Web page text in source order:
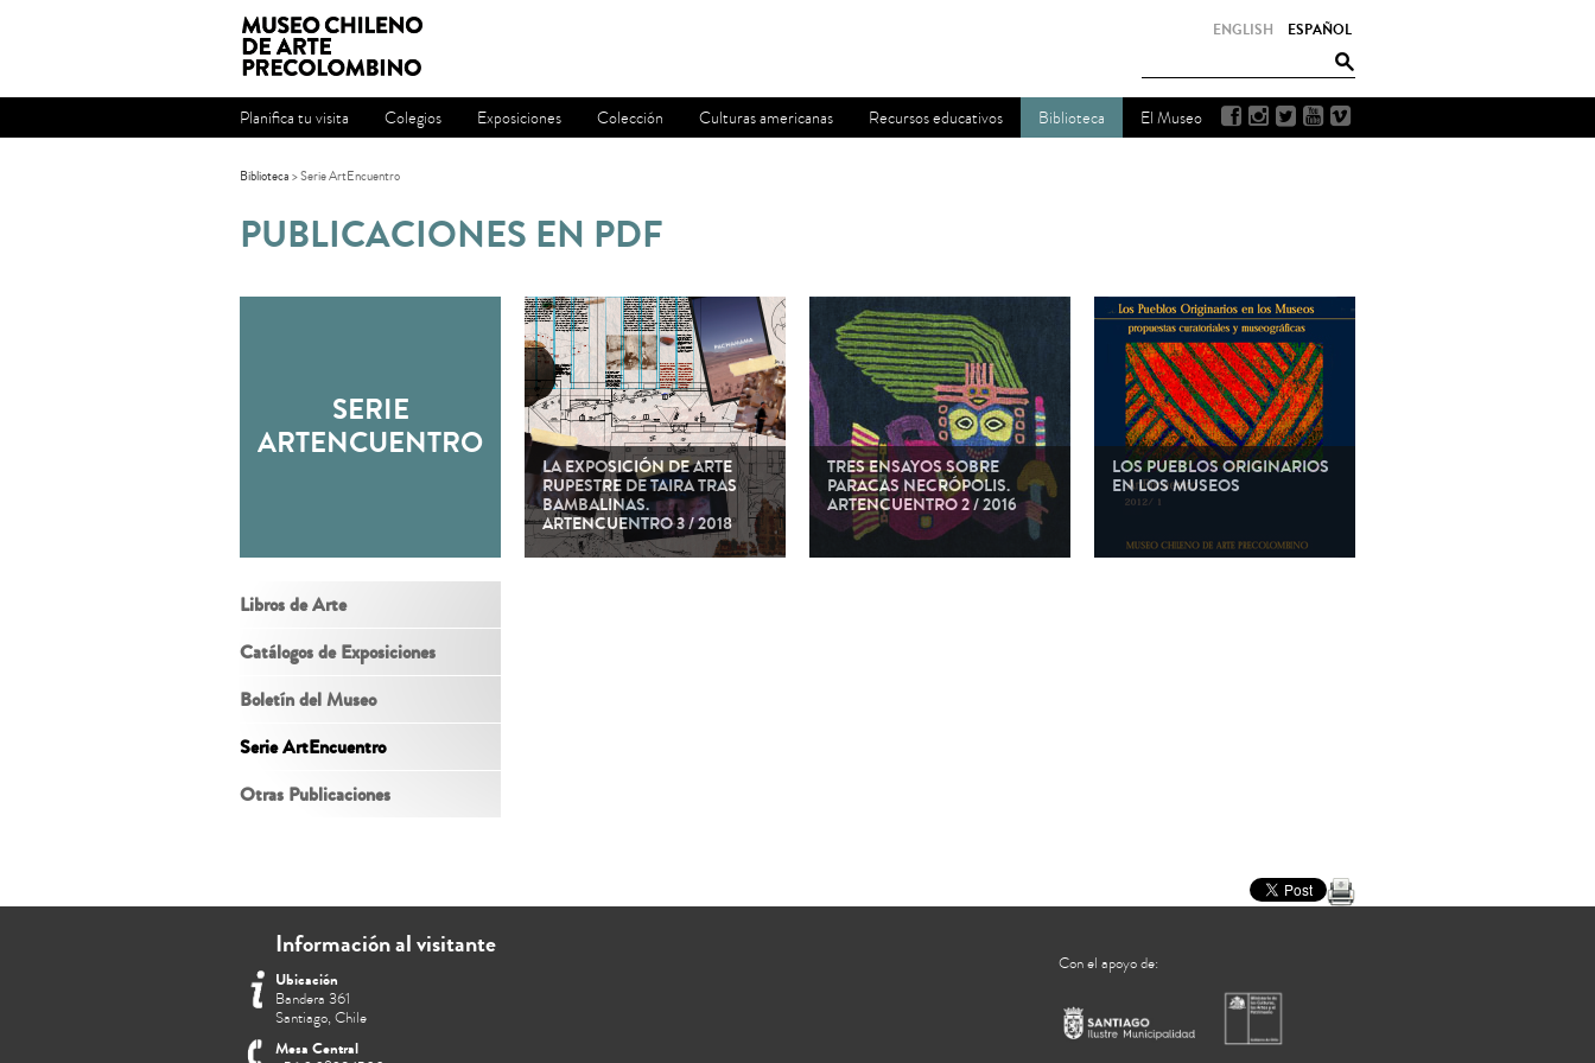
ESPAÑOL
ENGLISH
Planifica tu visita Colegios Exposiciones Colección Culturas americanas Recursos educativos Biblioteca El Museo
Biblioteca >Serie ArtEncuentro
PUBLICACIONES EN PDF
SERIE
ARTENCUENTRO
Libros de Arte
Catálogos de Exposiciones
Boletín del Museo
Serie ArtEncuentro
Otras Publicaciones
LA EXPOSICIÓN DE ARTE
RUPESTRE DE TAIRA TRAS
BAMBALINAS.
ARTENCUENTRO 3 / 2018
TRES ENSAYOS SOBRE
PARACAS NECRÓPOLIS.
ARTENCUENTRO 2 / 2016
LOS PUEBLOS ORIGINARIOS
EN LOS MUSEOS
Información al visitante
Ubicación
Bandera 361
Santiago, Chile
Mesa Central
Con el apoyo de: